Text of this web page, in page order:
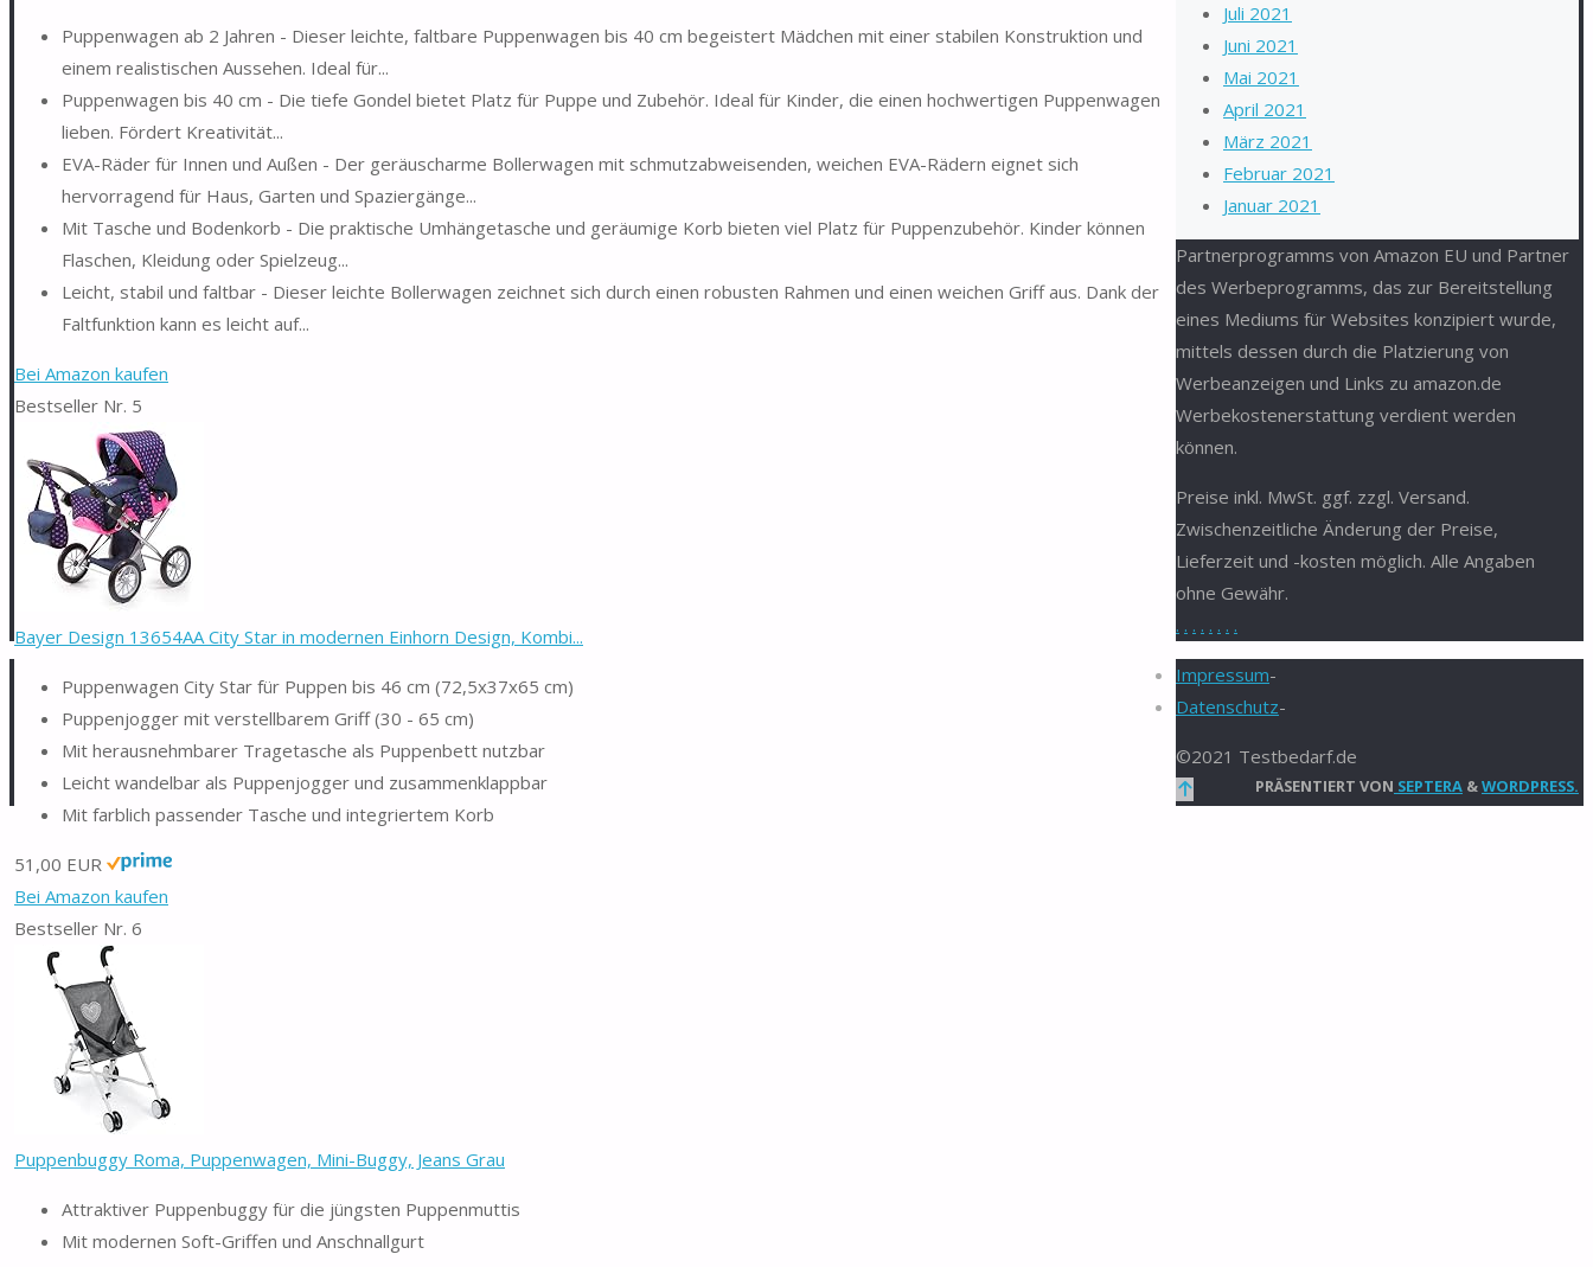
Puppenwagen ab 2 Jahren - Dieser leichte, faltbare Puppenwagen bis 40 cm begeistert Mädchen mit einer stabilen Konstruktion und
einem realistischen Aussehen. Ideal für...
Puppenwagen bis 40 cm - Die tiefe Gondel bietet Platz für Puppe und Zubehör. Ideal für Kinder, die einen hochwertigen Puppenwagen
lieben. Fördert Kreativität...
EVA-Räder für Innen und Außen - Der geräuscharme Bollerwagen mit schmutzabweisenden, weichen EVA-Rädern eignet sich
hervorragend für Haus, Garten und Spaziergänge...
Mit Tasche und Bodenkorb - Die praktische Umhängetasche und geräumige Korb bieten viel Platz für Puppenzubehör. Kinder können
Flaschen, Kleidung oder Spielzeug...
Leicht, stabil und faltbar - Dieser leichte Bollerwagen zeichnet sich durch einen robusten Rahmen und einen weichen Griff aus. Dank der
Faltfunktion kann es leicht auf...
Bei Amazon kaufen
Bestseller Nr. 5
Bayer Design 13654AA City Star in modernen Einhorn Design, Kombi...
Puppenwagen City Star für Puppen bis 46 cm (72,5x37x65 cm)
Puppenjogger mit verstellbarem Griff (30 - 65 cm)
Mit herausnehmbarer Tragetasche als Puppenbett nutzbar
Leicht wandelbar als Puppenjogger und zusammenklappbar
Mit farblich passender Tasche und integriertem Korb
51,00 EUR
Bei Amazon kaufen
Bestseller Nr. 6
Puppenbuggy Roma, Puppenwagen, Mini-Buggy, Jeans Grau
Attraktiver Puppenbuggy für die jüngsten Puppenmuttis
Mit modernen Soft-Griffen und Anschnallgurt
Juli 2021
Juni 2021
Mai 2021
April 2021
März 2021
Februar 2021
Januar 2021
Partnerprogramms von Amazon EU und Partner
des Werbeprogramms, das zur Bereitstellung
eines Mediums für Websites konzipiert wurde,
mittels dessen durch die Platzierung von
Werbeanzeigen und Links zu amazon.de
Werbekostenerstattung verdient werden
können.
Preise inkl. MwSt. ggf. zzgl. Versand.
Zwischenzeitliche Änderung der Preise,
Lieferzeit und -kosten möglich. Alle Angaben
ohne Gewähr.
. . . . . . . .
Impressum-
Datenschutz-
©2021 Testbedarf.de
PRÄSENTIERT VON SEPTERA &WORDPRESS.
Zurück